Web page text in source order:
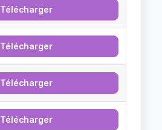
Télécharger
Télécharger
Télécharger
Télécharger